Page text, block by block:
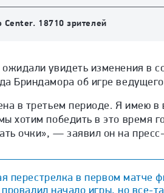
Center. 18710 зрителей
увидеть изменения в
Бриндамора об игре
в третьем периоде. Я имею в
хотим победить в это время
очки», — заявил он на
перестрелка в первом матче
провалил начало игры, но все-